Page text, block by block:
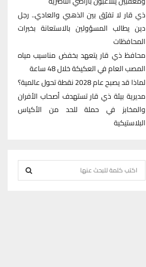
ذي قار لا تفرّق بين الذهبي والعادي.. رجل
دين يطالب المسؤولين بالاستعانة بخبرات
المحافظات
محافظ ذي قار يتعهد بخفض مناسيب مياه
المصب العام في العكيكة خلال 48 ساعة
لماذا قد يصبح عام 2028 نقطة تحول عالمية؟
مديرية بيئة ذي قار تستهدف أصحاب الأفران
والمخابز في حملة للحد من الأكياس
البلاستيكية
e